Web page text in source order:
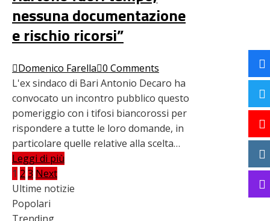
nessuna documentazione
e rischio ricorsi”
Domenico Farella 0 Comments
L'ex sindaco di Bari Antonio Decaro ha
convocato un incontro pubblico questo
pomeriggio con i tifosi biancorossi per
rispondere a tutte le loro domande, in
particolare quelle relative alla scelta…
Leggi di più
Paginazione
degli
1 2 3 Next
Ultime notizie
Popolari
Trending